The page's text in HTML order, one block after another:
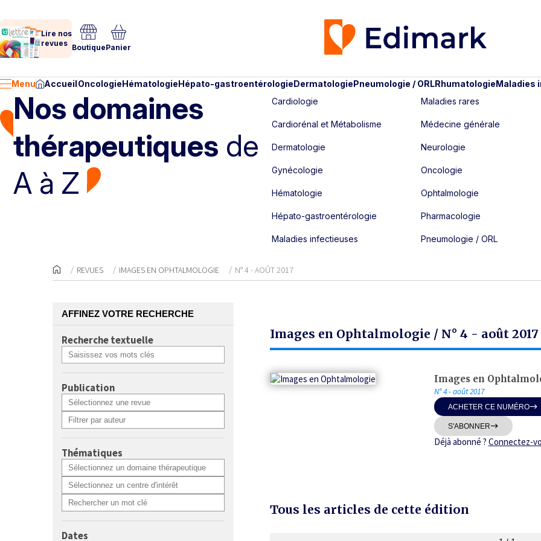
Lire nos
revues BoutiquePanier
Menu AccueilOncologieHématologieHépato-gastroentérologieDermatologiePneumologie / ORLRhumatologieMaladies
Nos domaines
thérapeutiques de
A à Z
Cardiologie
Cardiorénal et Métabolisme
Dermatologie
Gynécologie
Hématologie
Hépato-gastroentérologie
Maladies infectieuses
Maladies rares
Médecine générale
Neurologie
Oncologie
Ophtalmologie
Pharmacologie
Pneumologie / ORL
REVUES IMAGES EN OPHTALMOLOGIE N° 4 - AOÛT 2017
AFFINEZ VOTRE RECHERCHE
Recherche textuelle
Publication
Thématiques
Dates
Images en Ophtalmologie / N° 4 - août 2017
Images en
N° 4 - août 2017
ACHETER CE NUMÉRO
S'ABONNER
Déjà abonné ? Connectez-
Tous les articles de cette édition